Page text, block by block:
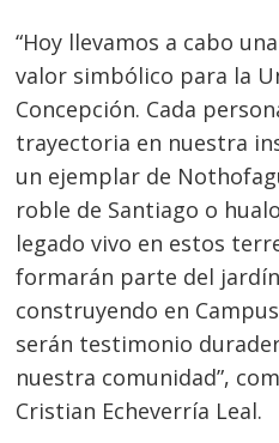
“Hoy llevamos a cabo
valor simbólico para la
Concepción. Cada
trayectoria en nuestra
un ejemplar de
roble de Santiago o
legado vivo en estos
formarán parte del
construyendo en
serán testimonio
nuestra comunidad”,
Cristian Echeverría Leal.